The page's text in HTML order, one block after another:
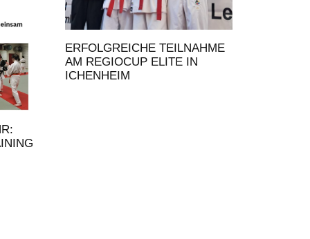
ERFOLGREICHE TEILNAHME
AM REGIOCUP ELITE IN
ICHENHEIM